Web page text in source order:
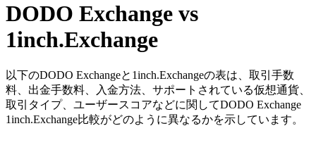
DODO Exchange vs
1inch.Exchange
以下のDODO Exchangeと1inch.Exchangeの表は、取引手数
料、出金手数料、入金方法、サポートされている仮想通貨、
取引タイプ、ユーザースコアなどに関してDODO Exchange
1inch.Exchange比較がどのように異なるかを示しています。